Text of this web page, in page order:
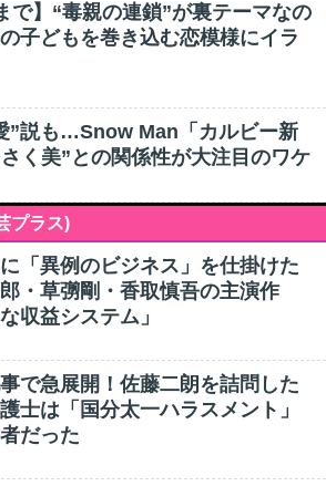
で】“毒親の連鎖”が裏テーマなの
子どもを巻き込む恋模様にイラ
”説も…Snow Man「カルビー新
く美”との関係性が大注目のワケ
プラス)
「異例のビジネス」を仕掛けた
・草彅剛・香取慎吾の主演作
な収益システム」
で急展開！佐藤二朗を詰問した
士は「国分太一ハラスメント」
だった